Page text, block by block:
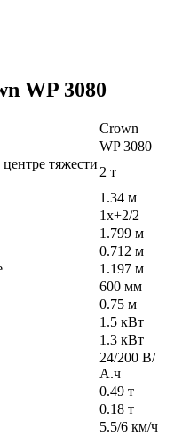
WP 3080
Crown
WP 3080
тяжести
2 т
1.34 м
1x+2/2
1.799 м
0.712 м
1.197 м
600 мм
0.75 м
1.5 кВт
1.3 кВт
24/200 В/
А.ч
0.49 т
0.18 т
5.5/6 км/ч